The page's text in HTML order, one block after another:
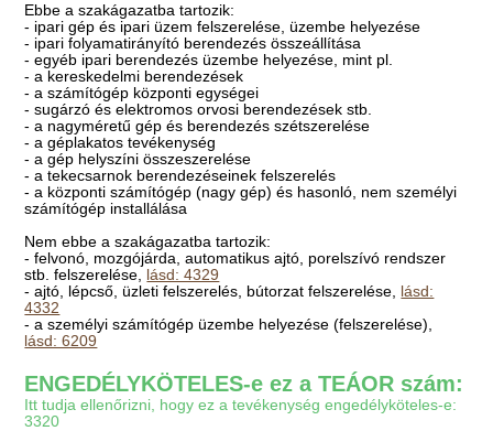
Ebbe a szakágazatba tartozik:
- ipari gép és ipari üzem felszerelése, üzembe helyezése
- ipari folyamatirányító berendezés összeállítása
- egyéb ipari berendezés üzembe helyezése, mint pl.
- a kereskedelmi berendezések
- a számítógép központi egységei
- sugárzó és elektromos orvosi berendezések stb.
- a nagyméretű gép és berendezés szétszerelése
- a géplakatos tevékenység
- a gép helyszíni összeszerelése
- a tekecsarnok berendezéseinek felszerelés
- a központi számítógép (nagy gép) és hasonló, nem személyi
számítógép installálása
Nem ebbe a szakágazatba tartozik:
- felvonó, mozgójárda, automatikus ajtó, porelszívó rendszer
stb. felszerelése, lásd: 4329
- ajtó, lépcső, üzleti felszerelés, bútorzat felszerelése, lásd:
4332
- a személyi számítógép üzembe helyezése (felszerelése),
lásd: 6209
ENGEDÉLYKÖTELES-e ez a TEÁOR szám:
Itt tudja ellenőrizni, hogy ez a tevékenység engedélyköteles-e:
3320